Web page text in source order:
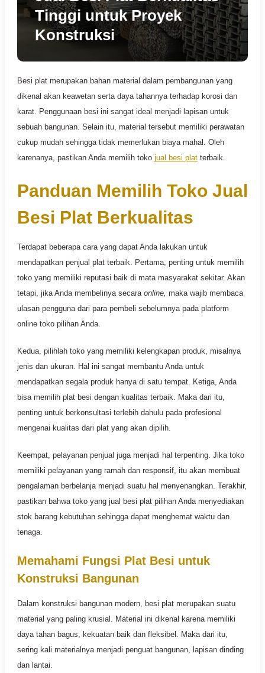
Tinggi untuk Proyek
Konstruksi
Besi plat merupakan bahan material dalam pembangunan yang
dikenal akan keawetan serta daya tahannya terhadap korosi dan
karat. Penggunaan besi ini sangat ideal menjadi lapisan untuk
sebuah bangunan. Selain itu, material tersebut memiliki perawatan
cukup mudah sehingga tidak memerlukan biaya mahal. Oleh
karenanya, pastikan Anda memilih toko jual besi platterbaik.
Panduan Memilih Toko Jual
Besi Plat Berkualitas
Terdapat beberapa cara yang dapat Anda lakukan untuk
mendapatkan penjual plat terbaik. Pertama, penting untuk memilih
toko yang memiliki reputasi baik di mata masyarakat sekitar. Akan
tetapi, jika Anda membelinya secara online, maka wajib membaca
ulasan pengguna dari para pembeli sebelumnya pada platform
online toko pilihan Anda.
Kedua, pilihlah toko yang memiliki kelengkapan produk, misalnya
jenis dan ukuran. Hal ini sangat membantu Anda untuk
mendapatkan segala produk hanya di satu tempat. Ketiga, Anda
bisa memilih plat besi dengan kualitas terbaik. Maka dari itu,
penting untuk berkonsultasi terlebih dahulu pada profesional
mengenai kualitas dari plat yang akan dipilih.
Keempat, pelayanan penjual juga menjadi hal terpenting. Jika toko
memiliki pelayanan yang ramah dan responsif, itu akan membuat
pengalaman berbelanja menjadi suatu hal menyenangkan. Terakhir,
pastikan bahwa toko yang jual besi plat pilihan Anda menyediakan
stok barang kebutuhan sehingga dapat menghemat waktu dan
tenaga.
Memahami Fungsi Plat Besi untuk
Konstruksi Bangunan
Dalam konstruksi bangunan modern, besi plat merupakan suatu
material yang paling krusial. Material ini dikenal karena memiliki
daya tahan bagus, kekuatan baik dan fleksibel. Maka dari itu,
sering kali materialnya menjadi penguat bangunan, lapisan dinding
dan lantai.